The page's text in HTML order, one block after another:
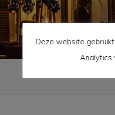
Deze website
Analytics